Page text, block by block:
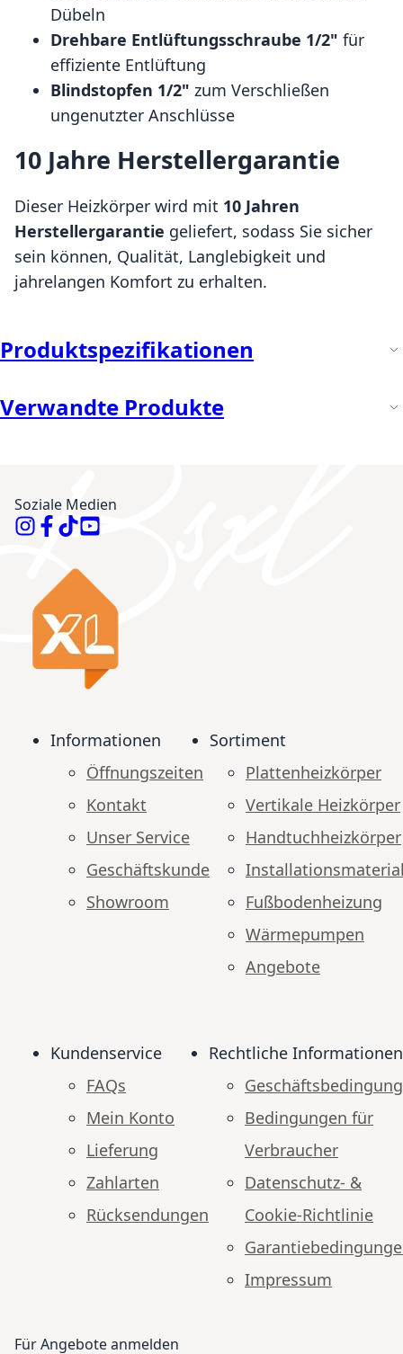
Dübeln
Drehbare Entlüftungsschraube 1/2" für
effiziente Entlüftung
Blindstopfen 1/2" zum Verschließen
ungenutzter Anschlüsse
10 Jahre Herstellergarantie
Dieser Heizkörper wird mit 10 Jahren
Herstellergarantie geliefert, sodass Sie sicher
sein können, Qualität, Langlebigkeit und
jahrelangen Komfort zu erhalten.
Produktspezifikationen
Verwandte Produkte
Soziale Medien
Informationen
Öffnungszeiten
Kontakt
Unser Service
Geschäftskunde
Showroom
Sortiment
Plattenheizkörper
Vertikale Heizkörper
Handtuchheizkörper
Fußbodenheizung
Wärmepumpen
Angebote
Kundenservice
FAQs
Mein Konto
Lieferung
Zahlarten
Rücksendungen
Rechtliche Informationen
Bedingungen für
Verbraucher
Datenschutz- &
Cookie-Richtlinie
Impressum
Für Angebote anmelden